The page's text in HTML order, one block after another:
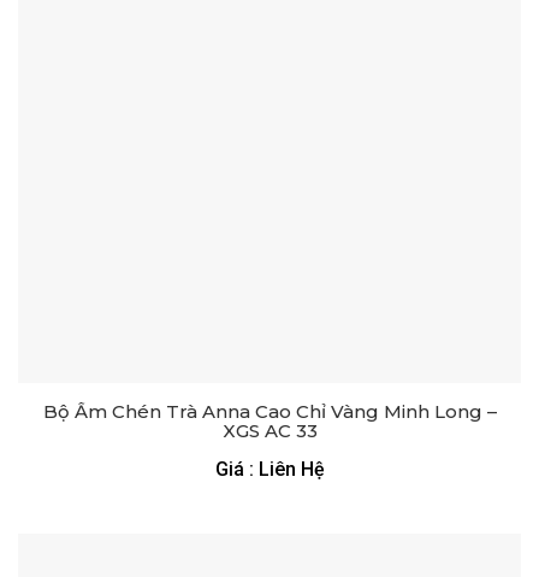
Bộ Ấm Chén Trà Anna Cao Chỉ Vàng Minh Long –
XGS AC 33
Giá : Liên Hệ